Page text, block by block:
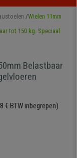
Wielen 11mm
Belastbaar
€ BTW inbegrepen)